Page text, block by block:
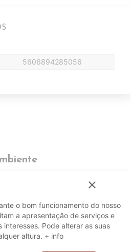
5606894285056
close
o bom funcionamento do nosso
a apresentação de serviços e
Pode alterar as suas
altura. + info